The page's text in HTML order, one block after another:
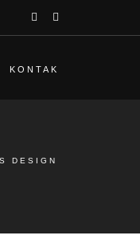
KONTAK
DESIGN